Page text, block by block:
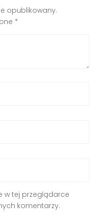
opublikowany.
*
w tej przeglądarce
komentarzy.